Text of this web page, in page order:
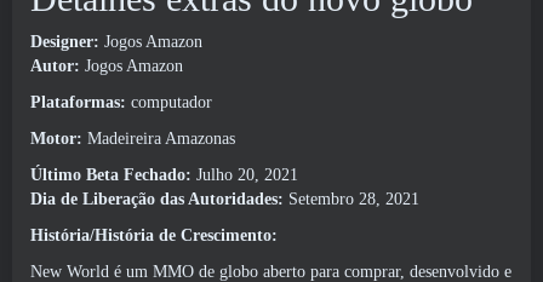
Designer: Jogos Amazon
Autor: Jogos Amazon
Plataformas: computador
Motor: Madeireira Amazonas
Último Beta Fechado: Julho 20, 2021
Dia de Liberação das Autoridades: Setembro 28, 2021
História/História de Crescimento:
New World é um MMO de globo aberto para comprar, desenvolvido e